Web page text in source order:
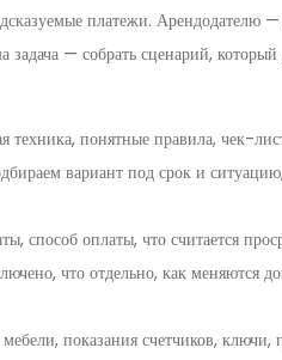
платежи. Арендодателю
— собрать сценарий,
техника, понятные правила, чек-
вариант под срок и
способ оплаты, что считается
что отдельно, как меняются
показания счетчиков, ключи,